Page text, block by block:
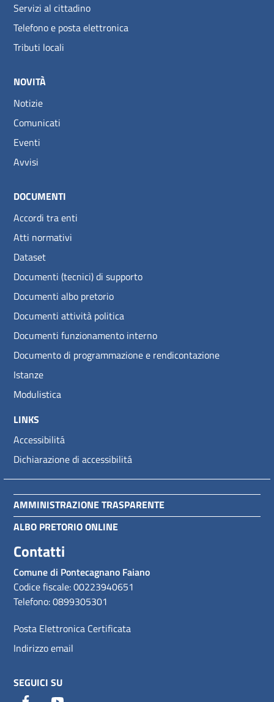
Servizi al cittadino
Telefono e posta elettronica
Tributi locali
NOVITÀ
Notizie
Comunicati
Eventi
Avvisi
DOCUMENTI
Accordi tra enti
Atti normativi
Dataset
Documenti (tecnici) di supporto
Documenti albo pretorio
Documenti attività politica
Documenti funzionamento interno
Documento di programmazione e rendicontazione
Istanze
Modulistica
LINKS
Accessibilitá
Dichiarazione di accessibilitá
AMMINISTRAZIONE TRASPARENTE
ALBO PRETORIO ONLINE
Contatti
Comune di Pontecagnano Faiano
Codice fiscale: 00223940651
Telefono: 0899305301
Posta Elettronica Certificata
Indirizzo email
SEGUICI SU